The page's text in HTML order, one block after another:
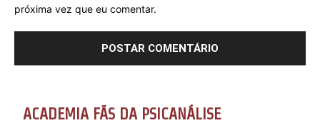
próxima vez que eu comentar.
ACADEMIA FÃS DA PSICANÁLISE